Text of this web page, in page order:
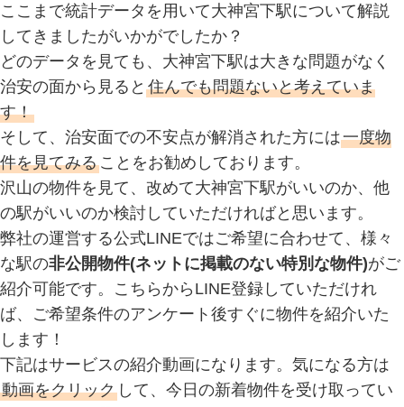
ここまで統計データを用いて大神宮下駅について解説
してきましたがいかがでしたか？
どのデータを見ても、大神宮下駅は大きな問題がなく
治安の面から見ると 住んでも問題ないと考えていま
す！
そして、治安面での不安点が解消された方には一度物
件を見てみる ことをお勧めしております。
沢山の物件を見て、改めて大神宮下駅がいいのか、他
の駅がいいのか検討していただければと思います。
弊社の運営する公式LINEではご希望に合わせて、様々
な駅の非公開物件(ネットに掲載のない特別な物件)がご
紹介可能です。こちらからLINE登録していただけれ
ば、ご希望条件のアンケート後すぐに物件を紹介いた
します！
下記はサービスの紹介動画になります。気になる方は
動画をクリック して、今日の新着物件を受け取ってい